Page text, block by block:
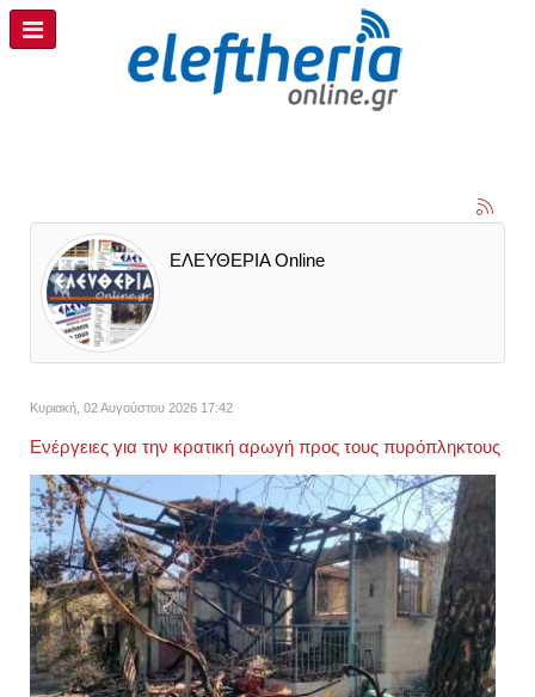
ΕΛΕΥΘΕΡΙΑ Online
Κυριακή, 02 Αυγούστου 2026 17:42
Ενέργειες για την κρατική αρωγή προς τους πυρόπληκτους